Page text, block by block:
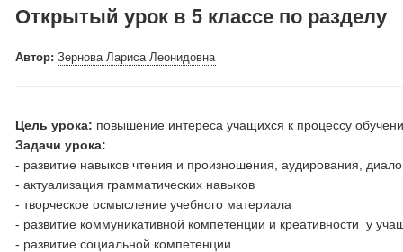
Открытый урок в 5 классе по разделу
Автор:Зернова Лариса Леонидовна
Цель урока: повышение интереса учащихся к процессу
Задачи урока:
- развитие навыков чтения и произношения, аудирования,
- актуализация грамматических навыков
- творческое осмысление учебного материала
- развитие коммуникативной компетенции и креативности у
- развитие социальной компетенции.